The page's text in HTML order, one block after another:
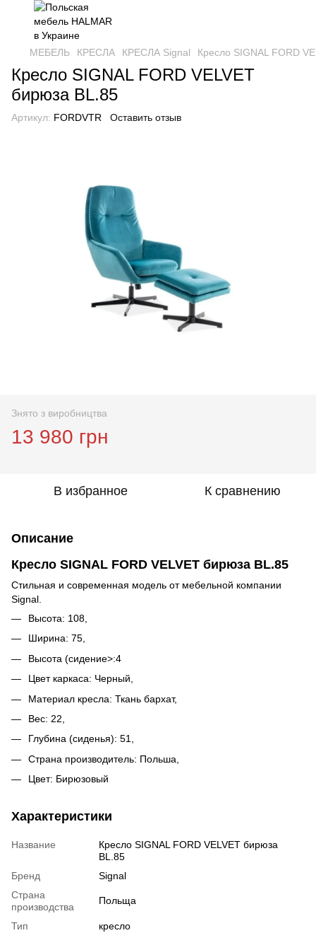
МЕБЕЛЬ КРЕСЛА КРЕСЛА Signal Кресло SIGNAL FORD
Кресло SIGNAL FORD VELVET
бирюза BL.85
Артикул: FORDVTR Оставить отзыв
Знято з виробництва
13 980 грн
В избранное К сравнению
Описание
Кресло SIGNAL FORD VELVET бирюза BL.85
Стильная и современная модель от мебельной компании
Signal.
Высота: 108,
Ширина: 75,
Высота (сидение>:4
Цвет каркаса: Черный,
Материал кресла: Ткань бархат,
Вес: 22,
Глубина (сиденья): 51,
Страна производитель: Польша,
Цвет: Бирюзовый
Характеристики
Название
Кресло SIGNAL FORD VELVET бирюза
BL.85
Бренд
Signal
Страна
производства
Польща
Тип
кресло